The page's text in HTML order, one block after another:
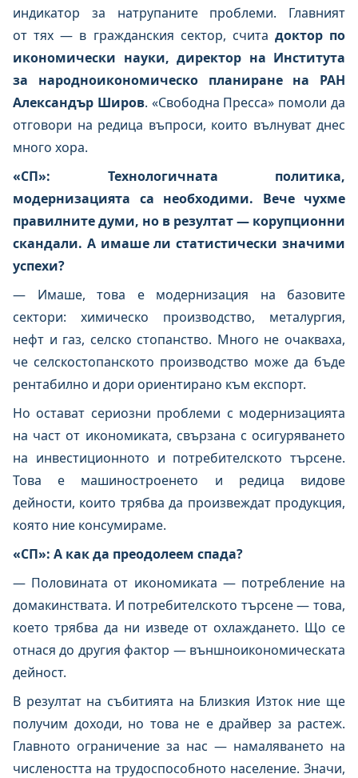
индикатор за натрупаните проблеми. Главният
от тях — в гражданския сектор, счита доктор по
икономически науки, директор на Института
за народноикономическо планиране на РАН
Александър Широв. «Свободна Пресса» помоли да
отговори на редица въпроси, които вълнуват днес
много хора.
«СП»: Технологичната политика,
модернизацията са необходими. Вече чухме
правилните думи, но в резултат — корупционни
скандали. А имаше ли статистически значими
успехи?
— Имаше, това е модернизация на базовите
сектори: химическо производство, металургия,
нефт и газ, селско стопанство. Много не очакваха,
че селскостопанското производство може да бъде
рентабилно и дори ориентирано към експорт.
Но остават сериозни проблеми с модернизацията
на част от икономиката, свързана с осигуряването
на инвестиционното и потребителското търсене.
Това е машиностроенето и редица видове
дейности, които трябва да произвеждат продукция,
която ние консумираме.
«СП»: А как да преодолеем спада?
— Половината от икономиката — потребление на
домакинствата. И потребителското търсене — това,
което трябва да ни изведе от охлаждането. Що се
отнася до другия фактор — външноикономическата
дейност.
В резултат на събитията на Близкия Изток ние ще
получим доходи, но това не е драйвер за растеж.
Главното ограничение за нас — намаляването на
числеността на трудоспособното население. Значи,